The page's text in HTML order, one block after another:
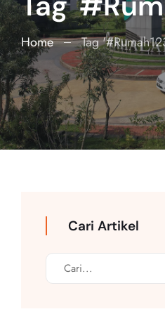
Home Tag
Cari Artikel